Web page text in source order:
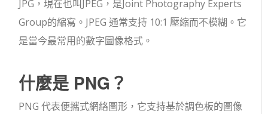
JPG，現在也叫JPEG，是Joint Photography Experts
Group的縮寫。JPEG 通常支持 10:1 壓縮而不模糊。它
是當今最常用的數字圖像格式。
什麼是 PNG？
PNG 代表便攜式網絡圖形，它支持基於調色板的圖像